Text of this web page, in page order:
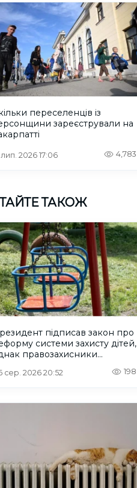
переселенців із
зареєстрували на
лип. 2026 17:06 4,783
ТАКОЖ
підписав закон про
системи захисту дітей,
правозахисники
сер. 2026 20:52 198